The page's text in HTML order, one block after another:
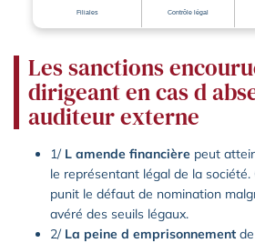
Filiales Contrôle légal
Les sanctions
dirigeant en cas d
auditeur externe
1/ L amende financière peut
le représentant légal de la
punit le défaut de nomination
avéré des seuils légaux.
2/ La peine d emprisonnement